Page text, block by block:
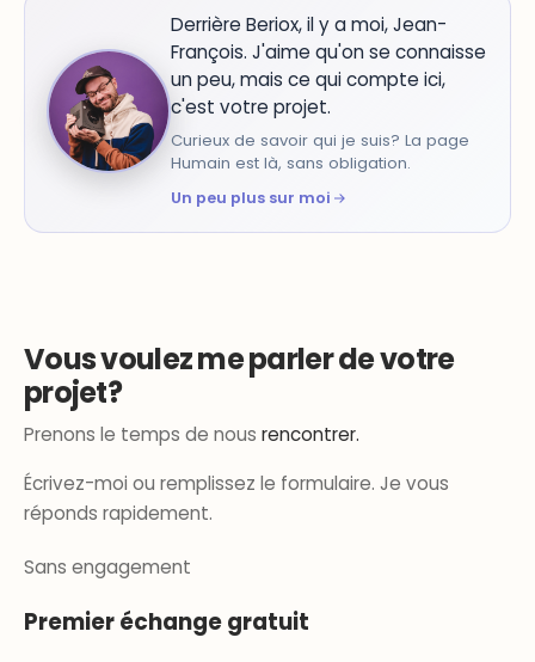
Derrière Beriox, il y a moi, Jean-
François. J'aime qu'on se connaisse
un peu, mais ce qui compte ici,
c'est votre projet.
Curieux de savoir qui je suis? La page
Humain est là, sans obligation.
Un peu plus sur moi
Vous voulez me parler de votre
projet?
Prenons le temps de nous rencontrer.
Écrivez-moi ou remplissez le formulaire. Je vous
réponds rapidement.
Sans engagement
Premier échange gratuit